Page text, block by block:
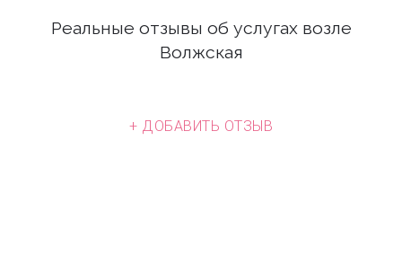
Реальные отзывы об услугах возле
Волжская
+ ДОБАВИТЬ ОТЗЫВ